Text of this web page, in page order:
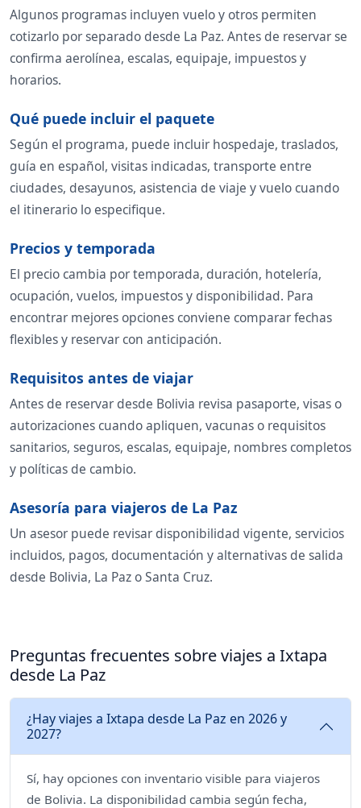
Algunos programas incluyen vuelo y otros permiten
cotizarlo por separado desde La Paz. Antes de reservar se
confirma aerolínea, escalas, equipaje, impuestos y
horarios.
Qué puede incluir el paquete
Según el programa, puede incluir hospedaje, traslados,
guía en español, visitas indicadas, transporte entre
ciudades, desayunos, asistencia de viaje y vuelo cuando
el itinerario lo especifique.
Precios y temporada
El precio cambia por temporada, duración, hotelería,
ocupación, vuelos, impuestos y disponibilidad. Para
encontrar mejores opciones conviene comparar fechas
flexibles y reservar con anticipación.
Requisitos antes de viajar
Antes de reservar desde Bolivia revisa pasaporte, visas o
autorizaciones cuando apliquen, vacunas o requisitos
sanitarios, seguros, escalas, equipaje, nombres completos
y políticas de cambio.
Asesoría para viajeros de La Paz
Un asesor puede revisar disponibilidad vigente, servicios
incluidos, pagos, documentación y alternativas de salida
desde Bolivia, La Paz o Santa Cruz.
Preguntas frecuentes sobre viajes a Ixtapa
desde La Paz
¿Hay viajes a Ixtapa desde La Paz en 2026 y
2027?
Sí, hay opciones con inventario visible para viajeros
de Bolivia. La disponibilidad cambia según fecha,